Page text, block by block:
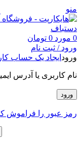
منو
0 مورد 0 تومان
ورود / ثبت نام
ورود ایجاد یک حساب
نام کاربری یا آدرس
ورود
رمز عبور را فراموش